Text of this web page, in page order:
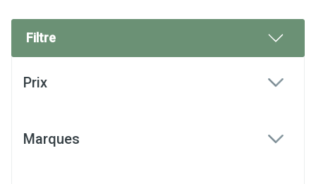
Filtre
Prix
Marques